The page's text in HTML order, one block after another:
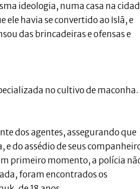
ideologia, numa casa na
ele havia se convertido ao Islã, e
das brincadeiras e ofensas e
no cultivo de maconha.
dos agentes, assegurando que
do assédio de seus
primeiro momento, a polícia
foram encontrados os